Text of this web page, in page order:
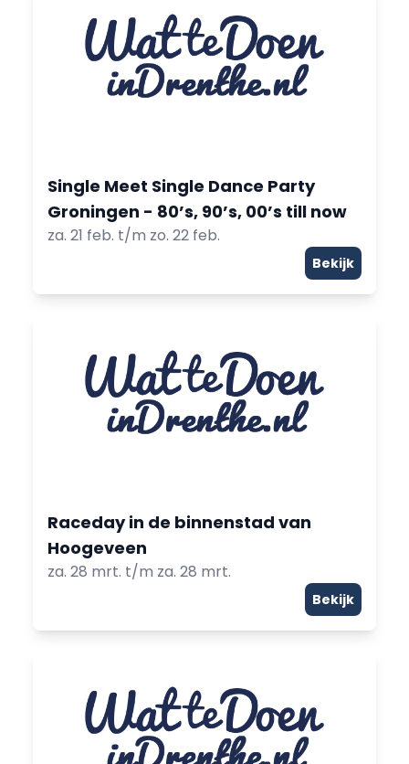
Single Meet Single Dance Party
Groningen - 80’s, 90’s, 00’s till now
za. 21 feb. t/m zo. 22 feb.
Bekijk
Raceday in de binnenstad van
Hoogeveen
za. 28 mrt. t/m za. 28 mrt.
Bekijk